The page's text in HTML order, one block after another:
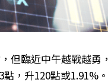
但臨近中午越戰越勇，
，升120點或1.91%。